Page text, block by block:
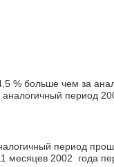
% больше чем за
период
период
2002 года